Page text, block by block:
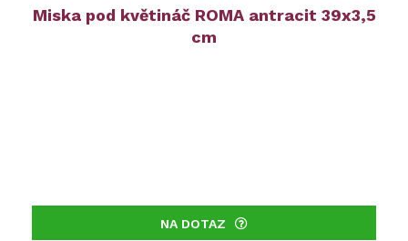
Miska pod květináč ROMA antracit 39x3,5
cm
NA DOTAZ